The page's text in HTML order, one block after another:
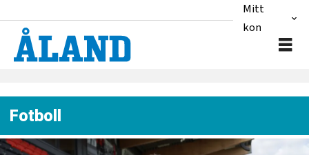
Mitt
konto
Fotboll